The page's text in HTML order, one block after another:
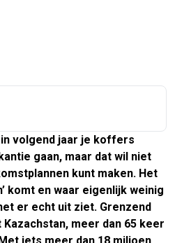
volgend jaar je koffers
gaan, maar dat wil niet
kunt maken. Het
komt en waar eigenlijk weinig
er echt uit ziet. Grenzend
Kazachstan, meer dan 65 keer